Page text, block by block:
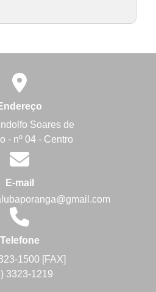
Soares de
- nº 04 - Centro
E-mail
Telefone
1500 [FAX]
3323-1219